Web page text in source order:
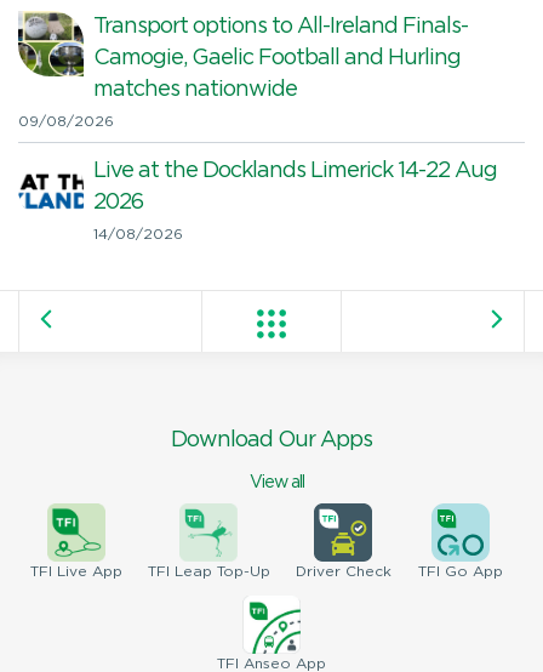
Transport options to All-Ireland Finals-
Camogie, Gaelic Football and Hurling
matches nationwide
09/08/2026
Live at the Docklands Limerick 14-22 Aug
2026
14/08/2026
Download Our Apps
View all
TFI Live App TFI Leap Top-Up DriverCheck TFI Go App
TFI Anseo App